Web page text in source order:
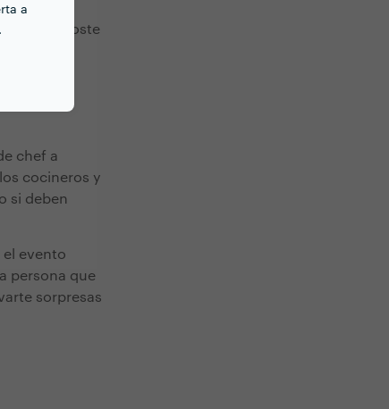
a
y
tiene un coste
chef a
cocineros y
si deben
el evento
persona que
sorpresas